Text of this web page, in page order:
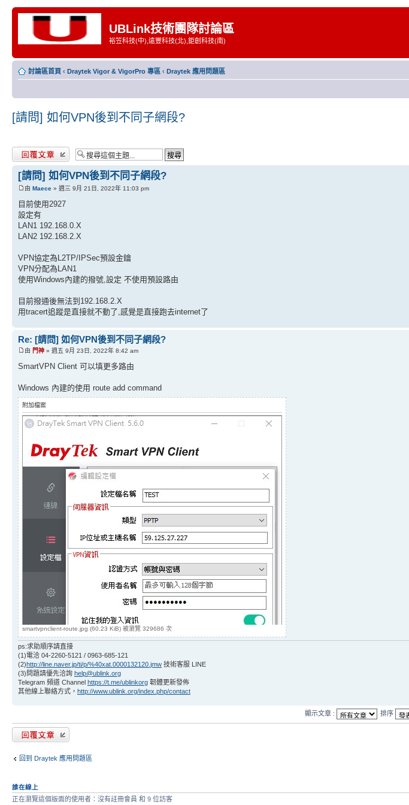
UBLink技術團隊討論區
裕笠科技(中),遠豐科技(北),鉅創科技(南)
討論區首頁 ‹ Draytek Vigor & VigorPro 專區 ‹ Draytek 應用問題區
[請問] 如何VPN後到不同子網段?
發表回覆
[請問] 如何VPN後到不同子網段?
由 Maece » 週三 9月 21日, 2022年 11:03 pm
目前使用2927
設定有
LAN1 192.168.0.X
LAN2 192.168.2.X
VPN協定為L2TP/IPSec預設金鑰
VPN分配為LAN1
使用Windows內建的撥號,設定 不使用預設路由
目前撥通後無法到192.168.2.X
用tracert追蹤是直接就不動了,感覺是直接跑去internet了
Re: [請問] 如何VPN後到不同子網段?
由 門神 » 週五 9月 23日, 2022年 8:42 am
SmartVPN Client 可以填更多路由
Windows 內建的使用 route add command
附加檔案
smartvpnclient-route.jpg (60.23 KiB) 被瀏覽 329686 次
ps:求助順序請直接
(1)電洽 04-2260-5121 / 0963-685-121
(2)http://line.naver.jp/ti/p/%40xat.0000132120.jmw 技術客服 LINE
(3)問題請優先洽詢 help@ublink.org
Telegram 頻道 Channel https://t.me/ublinkorg 韌體更新發佈
其他線上聯絡方式， http://www.ublink.org/index.php/contact
顯示文章 : 排序
發表回覆
回到 Draytek 應用問題區
誰在線上
正在瀏覽這個版面的使用者：沒有註冊會員 和 9 位訪客